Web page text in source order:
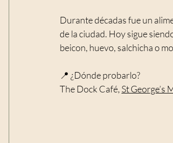
Durante décadas fue un
de la ciudad. Hoy sigue
beicon, huevo, salchicha o
📍 ¿Dónde probarlo?
The Dock Café, St George’s